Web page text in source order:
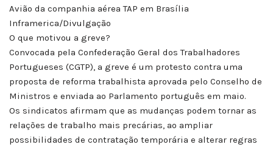
Avião da companhia aérea TAP em Brasília
Inframerica/Divulgação
O que motivou a greve?
Convocada pela Confederação Geral dos Trabalhadores
Portugueses (CGTP), a greve é um protesto contra uma
proposta de reforma trabalhista aprovada pelo Conselho de
Ministros e enviada ao Parlamento português em maio.
Os sindicatos afirmam que as mudanças podem tornar as
relações de trabalho mais precárias, ao ampliar
possibilidades de contratação temporária e alterar regras